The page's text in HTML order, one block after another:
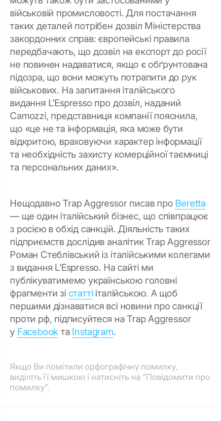
військовій промисловості. Для постачання
таких деталей потрібен дозвіл Міністерства
закордонних справ: європейські правила
передбачають, що дозвіл на експорт до росії
не повинен надаватися, якщо є обґрунтована
підозра, що вони можуть потрапити до рук
військових. На запитання італійського
видання L’Espresso про дозвіл, наданий
Camozzi, представниця компанії пояснила,
що «це не та інформація, яка може бути
відкритою, враховуючи характер інформації
та необхідність захисту комерційної таємниці
та персональних даних».
Нещодавно Trap Aggressor писав про Beretta
— ще один італійський бізнес, що співпрацює
з росією в обхід санкцій. Діяльність таких
підприємств дослідив аналітик Trap Aggressor
Роман Стеблівський із італійськими колегами
з видання L’Espresso. На сайті ми
публікуватимемо українською головні
фрагменти зі статті італійською. А щоб
першими дізнаватися всі новини про санкції
проти рф, підписуйтеся на Trap Aggressor
у Facebook та Instagram.
Якщо Ви помітили орфографічну помилку,
виділіть її мишкою і натисніть на “Повідомити про
помилку”.